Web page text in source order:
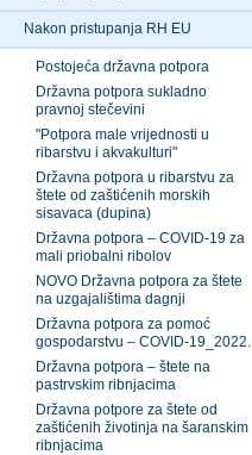
Nakon pristupanja RH EU
Postojeća državna potpora
Državna potpora sukladno
pravnoj stečevini
"Potpora male vrijednosti u
ribarstvu i akvakulturi"
Državna potpora u ribarstvu za
štete od zaštićenih morskih
sisavaca (dupina)
Državna potpora – COVID-19 za
mali priobalni ribolov
NOVO Državna potpora za štete
na uzgajalištima dagnji
Državna potpora za pomoć
gospodarstvu – COVID-19_2022.
Državna potpora – štete na
pastrvskim ribnjacima
Državna potpore za štete od
zaštićenih životinja na šaranskim
ribnjacima